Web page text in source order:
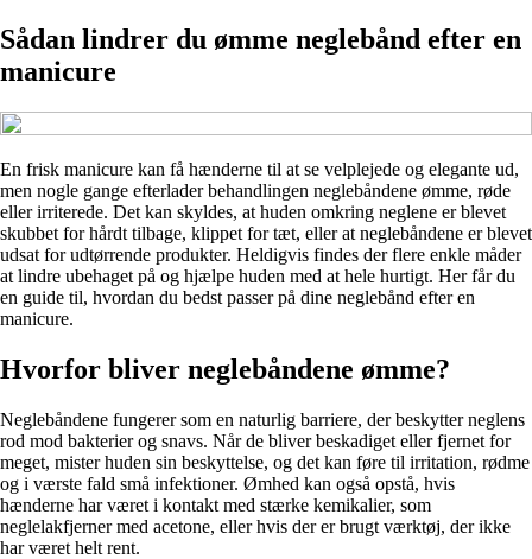
Sådan lindrer du ømme neglebånd efter en
manicure
En frisk manicure kan få hænderne til at se velplejede og elegante ud,
men nogle gange efterlader behandlingen neglebåndene ømme, røde
eller irriterede. Det kan skyldes, at huden omkring neglene er blevet
skubbet for hårdt tilbage, klippet for tæt, eller at neglebåndene er blevet
udsat for udtørrende produkter. Heldigvis findes der flere enkle måder
at lindre ubehaget på og hjælpe huden med at hele hurtigt. Her får du
en guide til, hvordan du bedst passer på dine neglebånd efter en
manicure.
Hvorfor bliver neglebåndene ømme?
Neglebåndene fungerer som en naturlig barriere, der beskytter neglens
rod mod bakterier og snavs. Når de bliver beskadiget eller fjernet for
meget, mister huden sin beskyttelse, og det kan føre til irritation, rødme
og i værste fald små infektioner. Ømhed kan også opstå, hvis
hænderne har været i kontakt med stærke kemikalier, som
neglelakfjerner med acetone, eller hvis der er brugt værktøj, der ikke
har været helt rent.